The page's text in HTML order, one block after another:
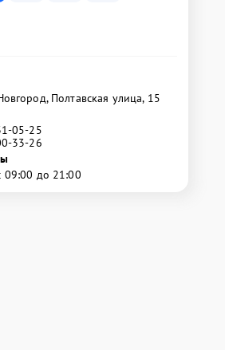
Полтавская улица, 15
05-25
33-26
09:00 до 21:00